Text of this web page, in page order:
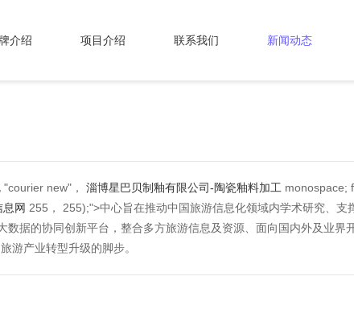
介绍 项目介绍 联系我们 新闻动态
new"， 淄博星巴贝制釉有限公司-陶瓷釉料加工 monospace;
网 255， 255);">中心旨在推动中国旅游信息化领域内学术研究、
据的协同创新平台，整合多方旅游信息及资源、面向国内外及业界
游产业转型升级的脚步。